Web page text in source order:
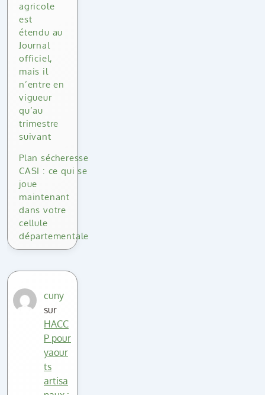
agricole
est
étendu au
Journal
officiel,
mais il
n’entre en
vigueur
qu’au
trimestre
suivant
Plan sécheresse
CASI : ce qui se
joue
maintenant
dans votre
cellule
départementale
cuny
sur
HACC
P pour
yaour
ts
artisa